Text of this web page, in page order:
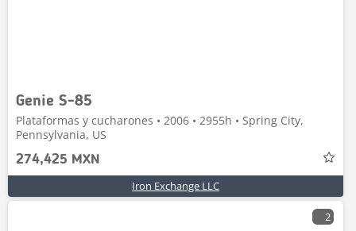
Genie S-85
Plataformas y cucharones • 2006 • 2955h • Spring City,
Pennsylvania, US
274,425 MXN
Iron Exchange LLC
2